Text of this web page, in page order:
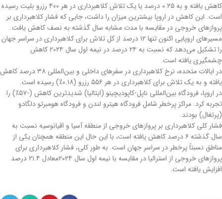
کاهش یافته و به ۰.۲۵ درصد یا یک تلاش کلاهبرداری در هر ۴۰۰ رزرو بلیت رسیده
است. این کاهش در اروپا بیشترین میزان را داشت، جایی که فشار کلاهبرداری بر
پروازهای خروجی در مقایسه با مدت مشابه سال گذشته به نصف کاهش یافت.
مسیرهای اروپایی اکنون تنها ۱۲ درصد از کل تلاش‌ برای کلاهبرداری در سراسر جهان
را تشکیل می‌دهد که نسبت به ۲۴ درصد در نیمه اول سال ۲۰۲۴ کاهش
چشمگیری یافته است.
در ایالات متحده، نرخ کلاهبرداری در سفرهای داخلی و بین‌المللی ۳۸ درصد کاهش
یافته و به یک تلاش برای کلاهبرداری در هر ۵۵۶ رزرو (۰.۱۸٪) رسیده است.
در اروپا، فرودگاه بین‌المللی ناپل-کاپودیچینو (ایتالیا) شدیدترین کاهش (-۵۷٪) را
تجربه کرد. مراکز پرخطر شامل فرودگاه هیترو لندن و فرودگاه هومبرتو دلگادو
(پرتغال) بودند.
فشار کلی کلاهبرداری بر پروازهای خروجی از منطقه آسیا و اقیانوسیه نسبت به
سال گذشته ۶ درصد کاهش یافته است، با این حال این منطقه همچنان یکی از
مناطق نسبتاً پرخطر در سراسر جهان است. به طور کلی، فشار کلاهبرداری برای
پروازهای خروجی از استرالیا در مقایسه با نیمه اول سال ۲۰۲۴معادل ۲۱.۴ درصد
افزایش یافته است.